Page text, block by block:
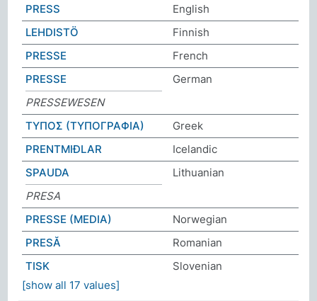
PRESS
English
LEHDISTÖ
Finnish
PRESSE
French
PRESSE
German
PRESSEWESEN
ΤΥΠΟΣ (ΤΥΠΟΓΡΑΦΙΑ)
Greek
PRENTMIÐLAR
Icelandic
SPAUDA
Lithuanian
PRESA
PRESSE (MEDIA)
Norwegian
PRESĂ
Romanian
TISK
Slovenian
[show all 17 values]